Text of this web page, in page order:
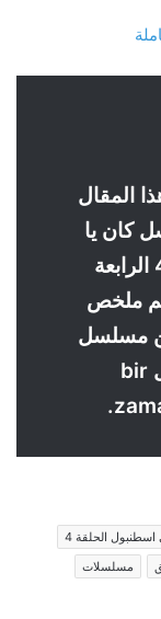
المقال
كان يا
مكان في اسطنبول الحلقة 4 الرابعة
ملخص
مسلسل
كان يا مكان في اسطنبول bir
الحلقة 4
مسلسلات